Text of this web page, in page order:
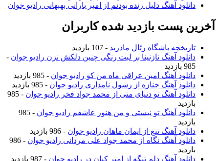
دانلود آهنگ دلیل زنده بودنم از امیر بارانی بهبهانی رادیو جوان
آخرین پست بازدید شده کاربران
تاریخچه باشگاه رئال مادرید - 107 بازدید
دانلود آهنگ نازنینا بر لبت رنگی چنین دلکش نزن رادیو جوان -
985 بازدید
دانلود آهنگ امین عراقی ماه من کو رادیو جوان - 985 بازدید
دانلود آهنگ جنازه از رسول نامداری رادیو جوان - 985 بازدید
دانلود آهنگ تو دنیای منی از محمد جواد فخر رادیو جوان
- 985
بازدید
دانلود آهنگ تو نیستی و من هنوز عاشقم رادیو جوان
- 985
بازدید
دانلود آهنگ تیغ از ایمان ماهان رادیو جوان - 986 بازدید
دانلود آهنگ نگاه از محمد جواد علی مردانی رادیو جوان
- 986
بازدید
دانلود آهنگ دلم تنگه از امیر کیان در رادیو جوان - 987 بازدید